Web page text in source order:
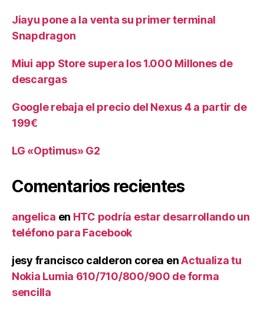
Jiayu pone a la venta su primer terminal
Snapdragon
Miui app Store supera los 1.000 Millones de
descargas
Google rebaja el precio del Nexus 4 a partir de
199€
LG «Optimus» G2
Comentarios recientes
angelica en HTC podría estar desarrollando un
teléfono para Facebook
jesy francisco calderon corea enActualiza tu
Nokia Lumia 610/710/800/900 de forma
sencilla